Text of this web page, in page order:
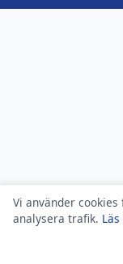
Vi använder
analysera trafik.